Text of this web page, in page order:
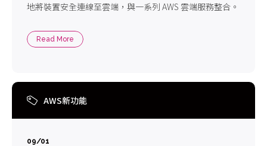
地將裝置安全連線至雲端，與一系列 AWS 雲端服務整合。
Read More
AWS新功能
09/01